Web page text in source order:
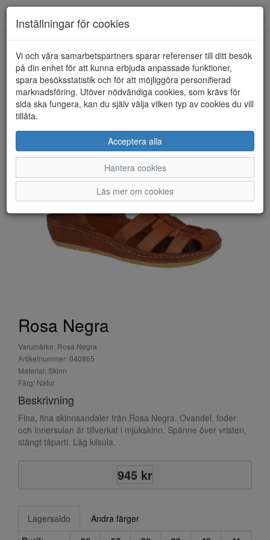
HEM ROSA NEGRA
Rosa Negra
Varumärke: Rosa Negra
Artikelnummer: 040865
Material: Skinn
Färg: Natur
Beskrivning
Fina, fina skinnsandaler från Rosa Negra. Ovandel, foder
och innersulan är tillverkat i mjukskinn. Spänne över vristen,
stängt tåparti. Låg kilsula.
945 kr
Lagersaldo
Andra färger
Inställningar för cookies
Vi och våra samarbetspartners sparar referenser till ditt besök
på din enhet för att kunna erbjuda anpassade funktioner,
spara besöksstatistik och för att möjliggöra personifierad
marknadsföring. Utöver nödvändiga cookies, som krävs för
sida ska fungera, kan du själv välja vilken typ av cookies du vill
tillåta.
Acceptera alla
Hantera cookies
Läs mer om cookies